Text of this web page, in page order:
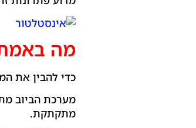
מה באמת
כדי להבין את
מערכת הביוב
מתקתקת.